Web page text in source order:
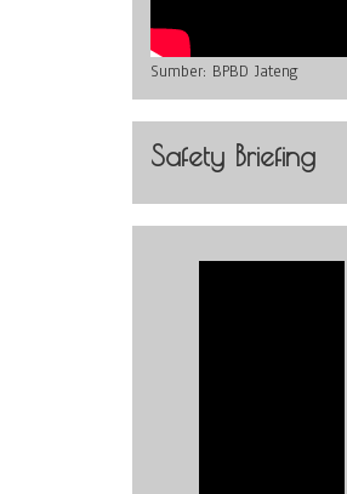
Sumber: BPBD Jateng
Safety Briefing